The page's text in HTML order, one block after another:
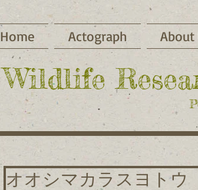
Home Actograph About
​Wildlife
オオシマカラスヨトウ